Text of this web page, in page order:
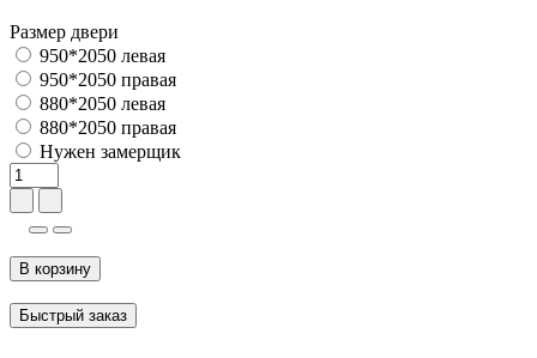
Размер двери
950*2050 левая
950*2050 правая
880*2050 левая
880*2050 правая
Нужен замерщик
В корзину
Быстрый заказ